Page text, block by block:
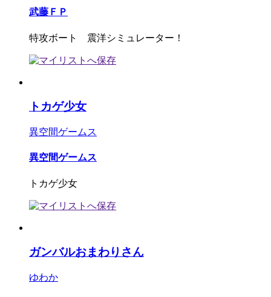
武藤ＦＰ
特攻ボート 震洋シミュレーター！
トカゲ少女
異空間ゲームス
異空間ゲームス
トカゲ少女
ガンバルおまわりさん
ゆわか